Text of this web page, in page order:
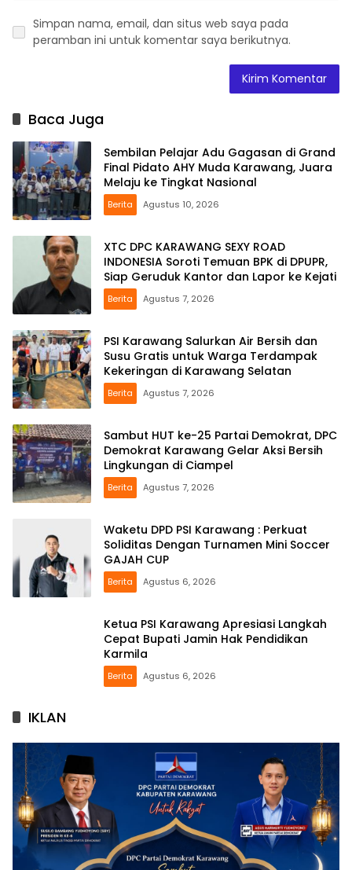
Simpan nama, email, dan situs web saya pada
peramban ini untuk komentar saya berikutnya.
Baca Juga
Sembilan Pelajar Adu Gagasan di Grand
Final Pidato AHY Muda Karawang, Juara
Melaju ke Tingkat Nasional
Berita Agustus 10, 2026
XTC DPC KARAWANG SEXY ROAD
INDONESIA Soroti Temuan BPK di DPUPR,
Siap Geruduk Kantor dan Lapor ke Kejati
Berita Agustus 7, 2026
PSI Karawang Salurkan Air Bersih dan
Susu Gratis untuk Warga Terdampak
Kekeringan di Karawang Selatan
Berita Agustus 7, 2026
Sambut HUT ke-25 Partai Demokrat, DPC
Demokrat Karawang Gelar Aksi Bersih
Lingkungan di Ciampel
Berita Agustus 7, 2026
Waketu DPD PSI Karawang : Perkuat
Soliditas Dengan Turnamen Mini Soccer
GAJAH CUP
Berita Agustus 6, 2026
Ketua PSI Karawang Apresiasi Langkah
Cepat Bupati Jamin Hak Pendidikan
Karmila
Berita Agustus 6, 2026
IKLAN